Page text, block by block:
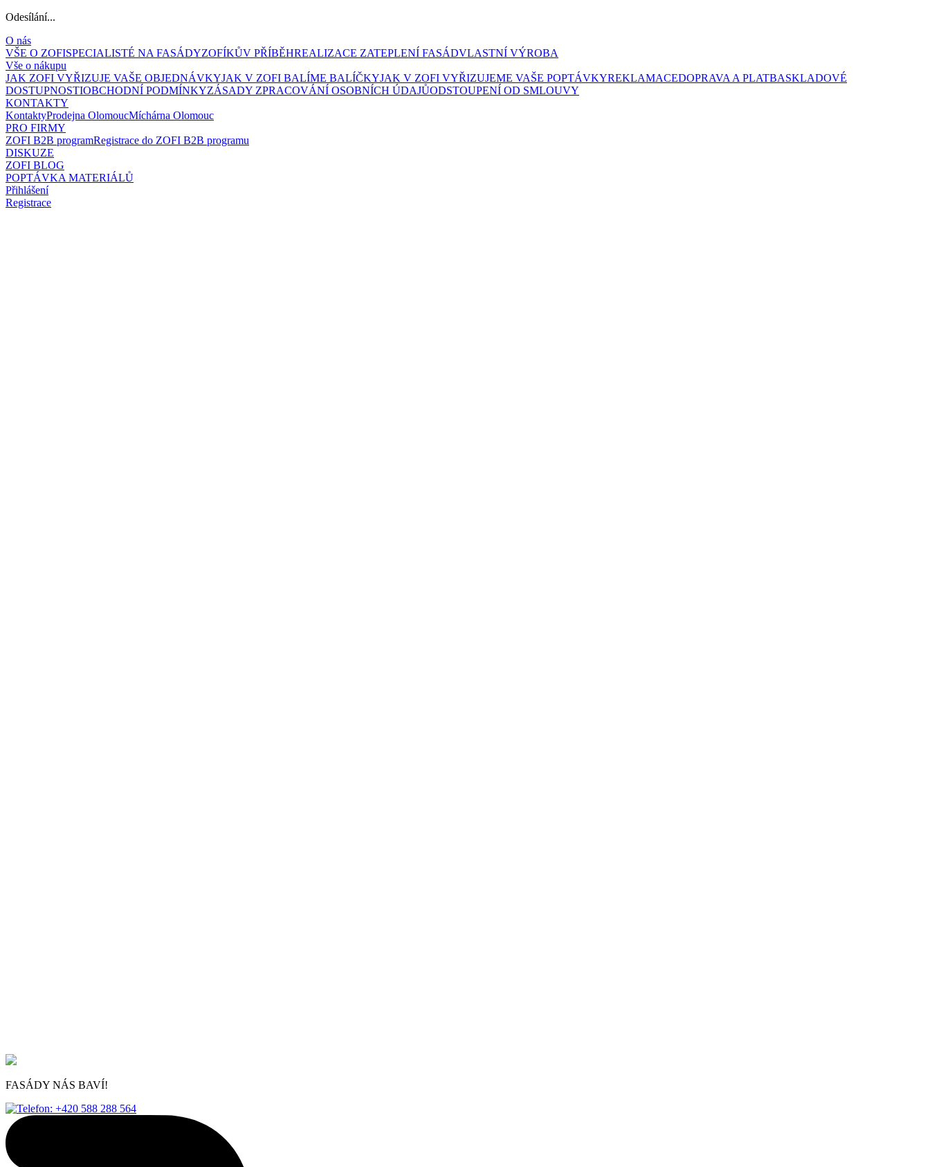
Odesílání...
O nás
VŠE O ZOFISPECIALISTÉ NA FASÁDYZOFÍKŮV PŘÍBĚHREALIZACE ZATEPLENÍ FASÁDVLASTNÍ VÝROBA
Vše o nákupu
JAK ZOFI VYŘIZUJE VAŠE OBJEDNÁVKYJAK V ZOFI BALÍME BALÍČKYJAK V ZOFI VYŘIZUJEME VAŠE POPTÁVKYREKLAMACEDOPRAVA A PLATBASKLADOVÉ
DOSTUPNOSTIOBCHODNÍ PODMÍNKYZÁSADY ZPRACOVÁNÍ OSOBNÍCH ÚDAJŮODSTOUPENÍ OD SMLOUVY
KONTAKTY
KontaktyProdejna OlomoucMíchárna Olomouc
PRO FIRMY
ZOFI B2B programRegistrace do ZOFI B2B programu
DISKUZE
ZOFI BLOG
POPTÁVKA MATERIÁLŮ
Přihlášení
Registrace
FASÁDY NÁS BAVÍ!